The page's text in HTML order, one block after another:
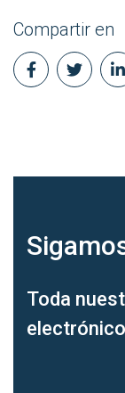
Compartir en
Toda
electrónico